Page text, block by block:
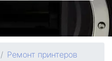
Ремонт принтеров